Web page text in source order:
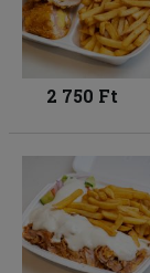
2 750 Ft